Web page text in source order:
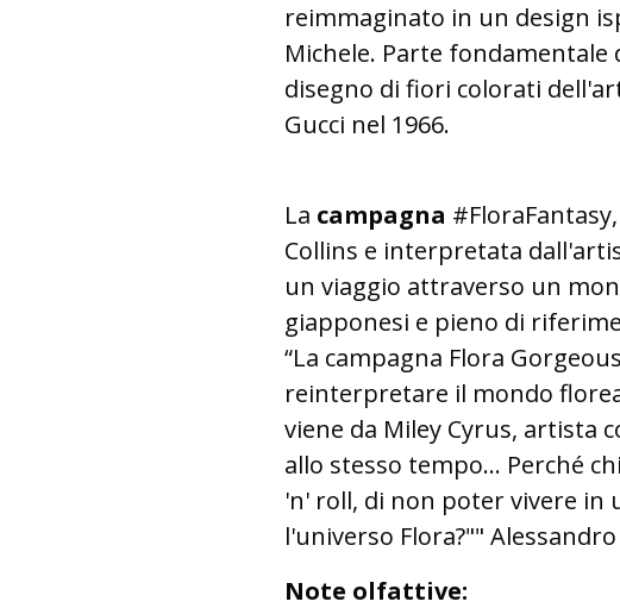
reimmaginato in un design
Michele. Parte
disegno di fiori colorati
Gucci nel 1966.
La campagna
Collins e interpretata
un viaggio attraverso un
giapponesi e pieno di
“La campagna Flora
reinterpretare il mondo
viene da Miley Cyrus, artista
allo stesso tempo… Perché
'n' roll, di non poter vivere in
l'universo Flora?""
Note olfattive: